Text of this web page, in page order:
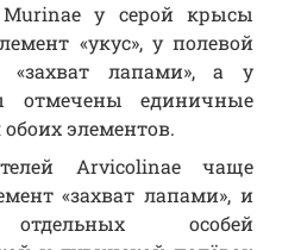
у серой крысы
«укус», у полевой
лапами», а у
отмечены единичные
элементов.
Arvicolinae чаще
«захват лапами», и
особей